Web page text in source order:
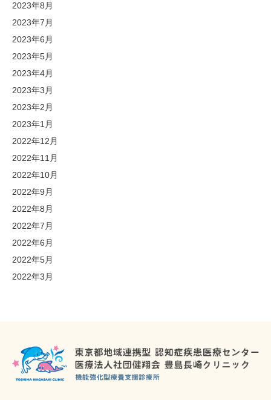
2023年8月
2023年7月
2023年6月
2023年5月
2023年4月
2023年3月
2023年2月
2023年1月
2022年12月
2022年11月
2022年10月
2022年9月
2022年8月
2022年7月
2022年6月
2022年5月
2022年3月